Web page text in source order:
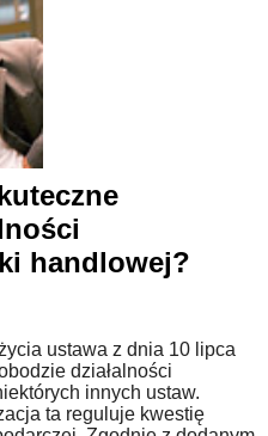
handlowej?
ustawa z dnia 10 lipca
działalności
innych ustaw.
ta reguluje kwestię